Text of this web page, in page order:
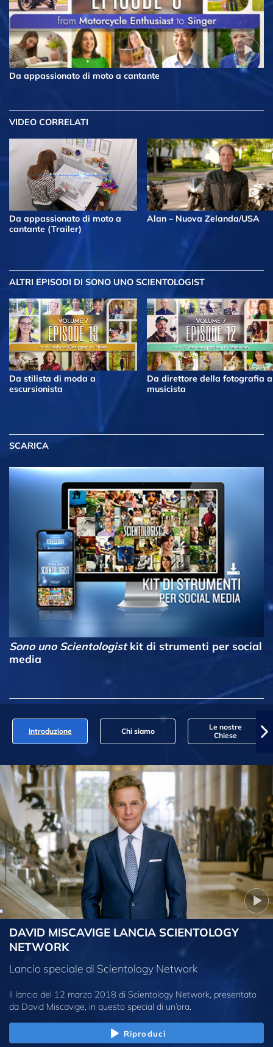
Da appassionato di moto a cantante
VIDEO CORRELATI
Da appassionato di moto a
cantante (Trailer)
Alan – Nuova Zelanda/USA
ALTRI EPISODI DI SONO UNO SCIENTOLOGIST
Da stilista di moda a
escursionista
Da direttore della fotografia a
musicista
SCARICA
Sono uno Scientologistkit di strumenti per social
media
Introduzione Chi siamo
Le nostre
Chiese
DAVID MISCAVIGE LANCIA SCIENTOLOGY
NETWORK
Lancio speciale di Scientology Network
Il lancio del 12 marzo 2018 di Scientology Network, presentato
da David Miscavige, in questo special di un’ora.
Riproduci